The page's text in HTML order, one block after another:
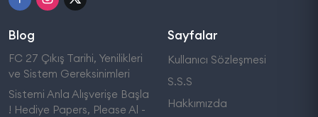
Blog
FC 27 Çıkış Tarihi, Yenilikleri
ve Sistem Gereksinimleri
Sistemi Anla Alışverişe Başla
! Hediye Papers, Please Al -
Sayfalar
Kullanıcı Sözleşmesi
S.S.S
Hakkımızda